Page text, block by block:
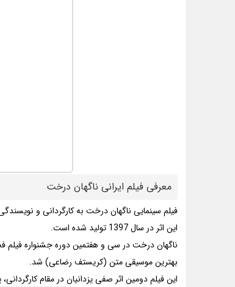
معرفی فیلم ایرانی ناگهان درخت
فیلم سینمایی ناگهان درخت به کارگردانی و
این اثر در سال 1397 تولید شده است.
ناگهان درخت در سی و هفتمین دوره جشنواره فیلم
بهترین موسیقی متن (کریستف رضاعی) شد.
این فیلم دومین اثر صفی یزدانیان در مقام